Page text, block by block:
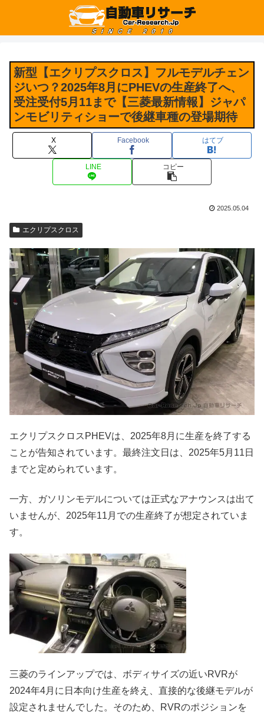
新型【エクリプスクロス】フルモデルチェン
ジいつ？2025年8月にPHEVの生産終了へ、
受注受付5月11まで【三菱最新情報】ジャパ
ンモビリティショーで後継車種の登場期待
X Facebook はてブ
LINE コピー
2025.05.04
エクリプスクロス
エクリプスクロスPHEVは、2025年8月に生産を終了する
ことが告知されています。最終注文日は、2025年5月11日
までと定められています。
一方、ガソリンモデルについては正式なアナウンスは出て
いませんが、2025年11月での生産終了が想定されていま
す。
三菱のラインアップでは、ボディサイズの近いRVRが
2024年4月に日本向け生産を終え、直接的な後継モデルが
設定されませんでした。そのため、RVRのポジションを